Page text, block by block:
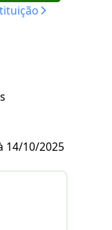
14/10/2025